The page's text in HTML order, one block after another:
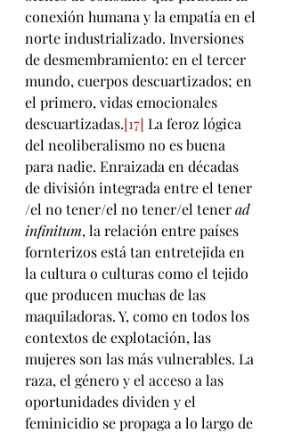
conexión humana y la empatía en el
norte industrializado. Inversiones
de desmembramiento: en el tercer
mundo, cuerpos descuartizados; en
el primero, vidas emocionales
descuartizadas.[17] La feroz lógica
del neoliberalismo no es buena
para nadie. Enraizada en décadas
de división integrada entre el tener
/el no tener/el no tener/el tener ad
infinitum, la relación entre países
fornterizos está tan entretejida en
la cultura o culturas como el tejido
que producen muchas de las
maquiladoras. Y, como en todos los
contextos de explotación, las
mujeres son las más vulnerables. La
raza, el género y el acceso a las
oportunidades dividen y el
feminicidio se propaga a lo largo de